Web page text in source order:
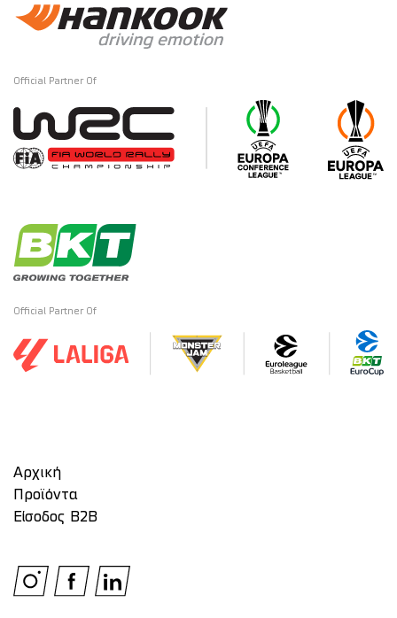
Official Partner Of
Official Partner Of
Αρχική
Προϊόντα
Είσοδος Β2Β